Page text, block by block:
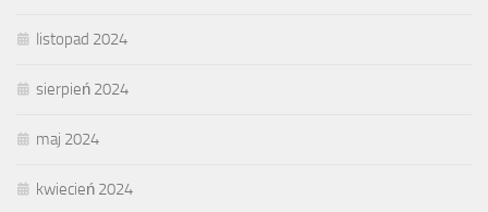
listopad 2024
sierpień 2024
maj 2024
kwiecień 2024